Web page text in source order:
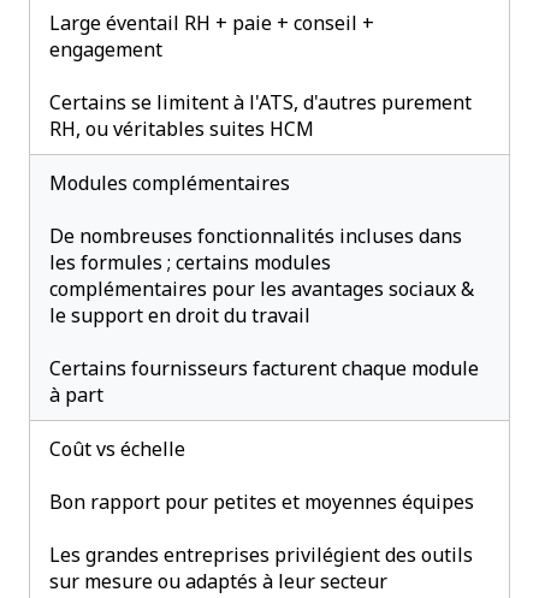
Large éventail RH + paie + conseil +
engagement
Certains se limitent à l'ATS, d'autres purement
RH, ou véritables suites HCM
Modules complémentaires
De nombreuses fonctionnalités incluses dans
les formules ; certains modules
complémentaires pour les avantages sociaux &
le support en droit du travail
Certains fournisseurs facturent chaque module
à part
Coût vs échelle
Bon rapport pour petites et moyennes équipes
Les grandes entreprises privilégient des outils
sur mesure ou adaptés à leur secteur